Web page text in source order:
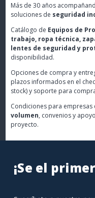
Más de 30 años
soluciones de seguridad
Catálogo de Equipos de
trabajo, ropa técnica,
lentes de seguridad y
disponibilidad.
Opciones de compra y
plazos informados en el
stock) y soporte para
Condiciones para empresas
volumen, convenios y
proyecto.
¡Se el